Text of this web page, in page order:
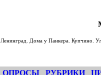
Ленинград. Дома у Панкера. Купчино.
ОПРОСЫ РУБРИКИ